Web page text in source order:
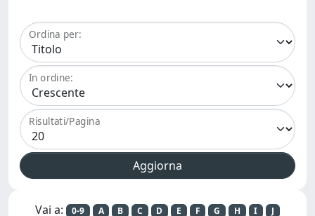
Ordina per:
In ordine:
Risultati/Pagina
Vai a: 0-9 A B C D E F G H I
J